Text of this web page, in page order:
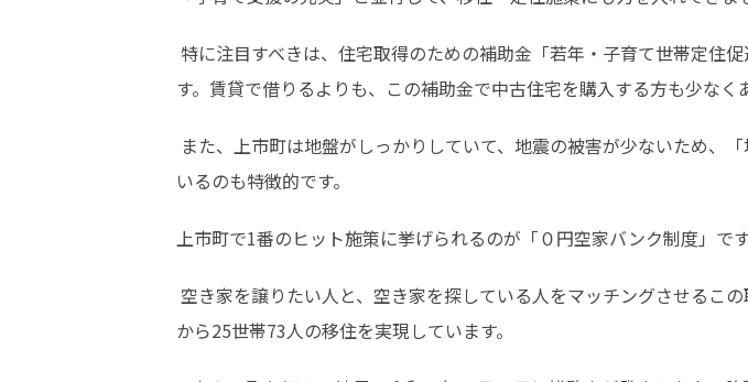
す。賃貸で借りるよりも、この補助金で中古住宅を購入する方も少なく
いるのも特徴的です。
上市町で1番のヒット施策に挙げられるのが「０円空家バンク制度」です
から25世帯73人の移住を実現しています。